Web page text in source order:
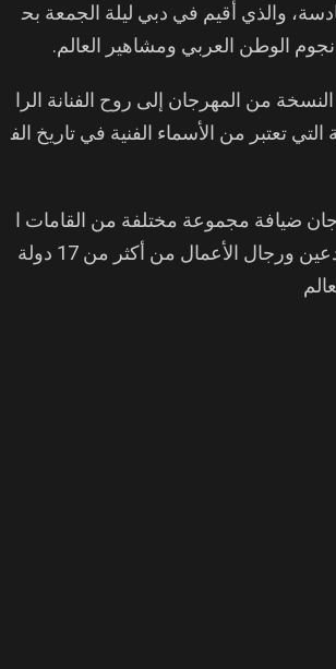
والذي أقيم في دبي ليلة الجمعة بح
الوطن العربي ومشاهير العالم.
من المهرجان إلى روح الفنانة الرا
التي تعتبر من الأسماء الفنية في تاريخ الف
ضيافة مجموعة مختلفة من القامات ا
لفنية الكبيرة والمبدعين ورجال الأعمال من أكثر من 17 دولة